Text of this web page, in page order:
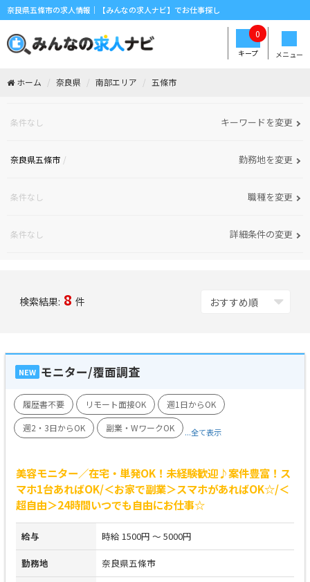
奈良県五條市の求人情報｜【みんなの求人ナビ】でお仕事探し
メニュー
キープ
0
ホーム 奈良県 南部エリア 五條市
条件なし キーワードを変更
奈良県五條市 勤務地を変更
条件なし 職種を変更
条件なし 詳細条件の変更
検索結果: 8 件
NEW モニター/覆面調査
履歴書不要 リモート面接OK
週1日からOK
週2・3日からOK
副業・WワークOK ...全て表示
美容モニター／在宅・単発OK！未経験歓迎♪案件豊富！ス
マホ1台あればOK/＜お家で副業＞スマホがあればOK☆/＜
超自由＞24時間いつでも自由にお仕事☆
給与 時給 1500円 ～ 5000円
勤務地 奈良県五條市